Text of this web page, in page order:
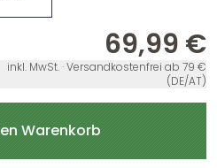
69,99 €
inkl. MwSt. · Versandkostenfrei ab 79 €
(DE/AT)
Warenkorb